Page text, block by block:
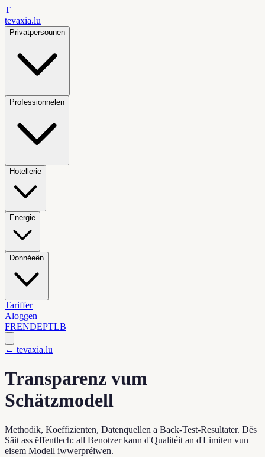
T
tevaxia.lu
Privatpersounen
Professionnelen
Hotellerie
Energie
Donnéeën
Tariffer
Aloggen
FRENDEPTLB
← tevaxia.lu
Transparenz vum
Schätzmodell
Methodik, Koeffizienten, Datenquellen a Back-Test-Resultater. Dës
Säit ass ëffentlech: all Benotzer kann d'Qualitéit an d'Limiten vun
eisem Modell iwwerpréiwen.